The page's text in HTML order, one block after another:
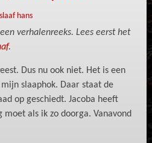
hans
verhalenreeks. Lees eerst het
.
Dus nu ook niet. Het is een
slaaphok. Daar staat de
op geschiedt. Jacoba heeft
als ik zo doorga. Vanavond